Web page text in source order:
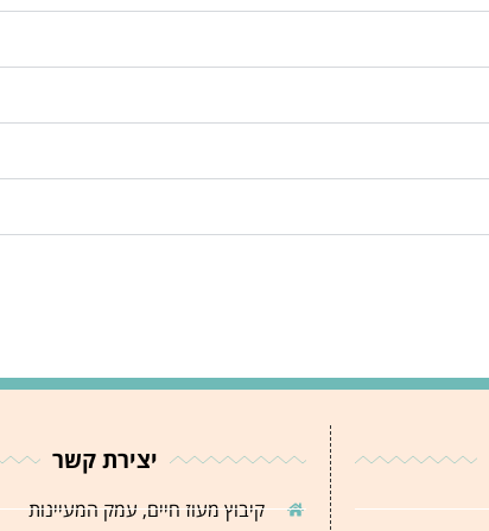
יצירת קשר
קיבוץ מעוז חיים, עמק המעיינות